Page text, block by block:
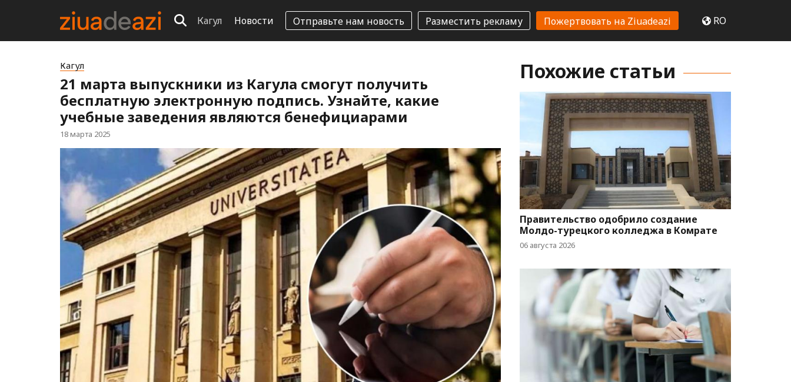
Кагул Новости Отправьте нам новость Разместить рекламу Пожертвовать на Ziuadeazi RO
Кагул
21 марта выпускники из Кагула смогут получить
бесплатную электронную подпись. Узнайте, какие
учебные заведения являются бенефициарами
18 марта 2025
Похожие статьи
Правительство одобрило создание
Молдо-турецкого колледжа в Комрате
06 августа 2026